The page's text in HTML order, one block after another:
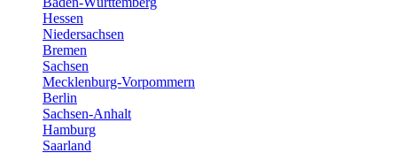
Hessen
Niedersachsen
Bremen
Sachsen
Mecklenburg-Vorpommern
Berlin
Sachsen-Anhalt
Hamburg
Saarland